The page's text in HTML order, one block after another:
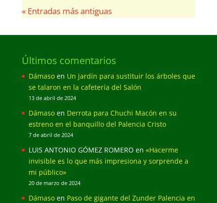
« Entradas más antiguas
Últimos comentarios
Dámasoen Un jardín para sustituir los árboles que
se talaron en la cafetería del Salón
13 de abril de 2024
Dámasoen Derrota para Chuchi Macón en su
estreno en el banquillo del Palencia Cristo
7 de abril de 2024
LUIS ANTONIO GÓMEZ ROMERO en «Hacerme
invisible es lo que más impresiona y sorprende a
mi público»
20 de marzo de 2024
Dámasoen Paso de gigante del Zunder Palencia en